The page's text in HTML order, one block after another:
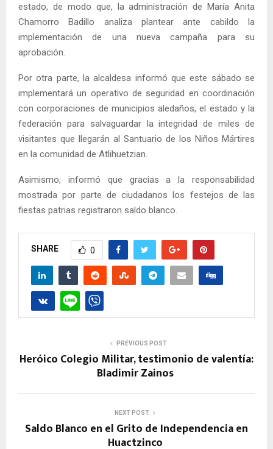
estado, de modo que, la administración de María Anita
Chamorro Badillo analiza plantear ante cabildo la
implementación de una nueva campaña para su
aprobación.
Por otra parte, la alcaldesa informó que este sábado se
implementará un operativo de seguridad en coordinación
con corporaciones de municipios aledaños, el estado y la
federación para salvaguardar la integridad de miles de
visitantes que llegarán al Santuario de los Niños Mártires
en la comunidad de Atlihuetzian.
Asimismo, informó que gracias a la responsabilidad
mostrada por parte de ciudadanos los festejos de las
fiestas patrias registraron saldo blanco.
SHARE 0
PREVIOUS POST
Heróico Colegio Militar, testimonio de valentía:
Bladimir Zainos
NEXT POST
Saldo Blanco en el Grito de Independencia en
Huactzinco